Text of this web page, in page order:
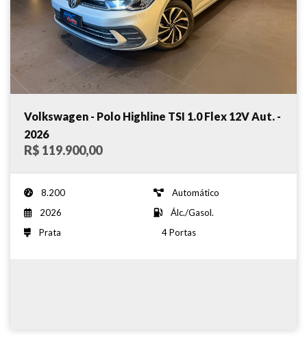
Volkswagen - Polo Highline TSI 1.0 Flex 12V Aut. -
2026
R$ 119.900,00
8.200
Automático
2026
Álc./Gasol.
Prata
4 Portas